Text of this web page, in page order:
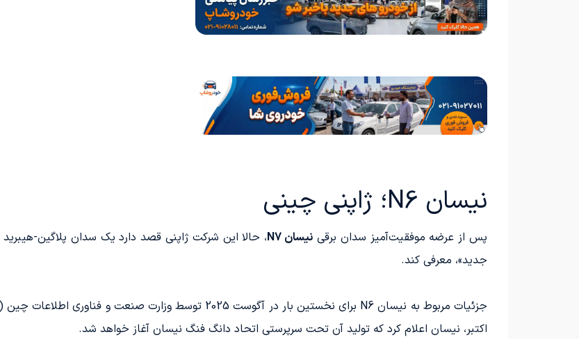
نیسان N6؛ ژاپنی چینی
پس از عرضه موفقیت‌آمیز سدان برقی نیسان N7
جدید»، معرفی کند.
اکتبر، نیسان اعلام کرد که تولید آن تحت سرپرستی اتحاد دانگ فنگ نیسان آغاز خواهد شد.